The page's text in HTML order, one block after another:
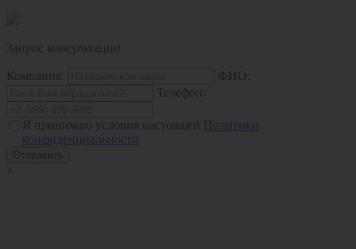
Запрос консультации
Компания:
ФИО:
Телефон:
Я принимаю условия настоящей Политики
конфиденциальности
+